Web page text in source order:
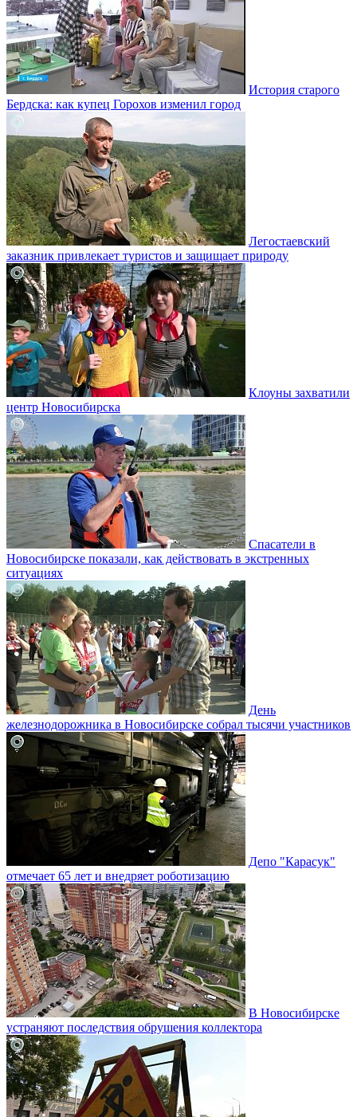
История старого
Бердска: как купец Горохов изменил город
Легостаевский
заказник привлекает туристов и защищает природу
Клоуны захватили
центр Новосибирска
Спасатели в
Новосибирске показали, как действовать в экстренных
ситуациях
День
железнодорожника в Новосибирске собрал тысячи участников
Депо "Карасук"
отмечает 65 лет и внедряет роботизацию
В Новосибирске
устраняют последствия обрушения коллектора